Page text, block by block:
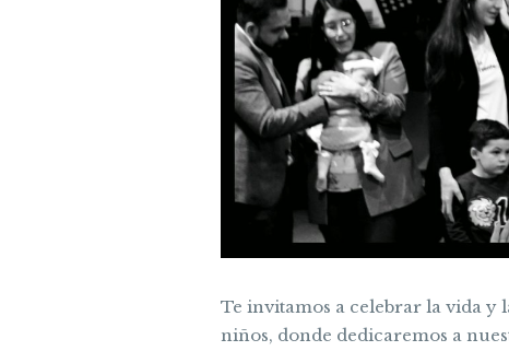
Te invitamos a celebrar la vida y
niños, donde dedicaremos a